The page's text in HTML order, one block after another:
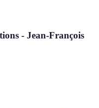
- Jean-François